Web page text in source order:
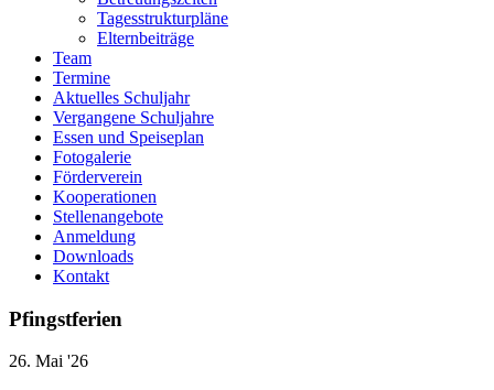
Tagesstrukturpläne
Elternbeiträge
Team
Termine
Aktuelles Schuljahr
Vergangene Schuljahre
Essen und Speiseplan
Fotogalerie
Förderverein
Kooperationen
Stellenangebote
Anmeldung
Downloads
Kontakt
Pfingstferien
26. Mai '26